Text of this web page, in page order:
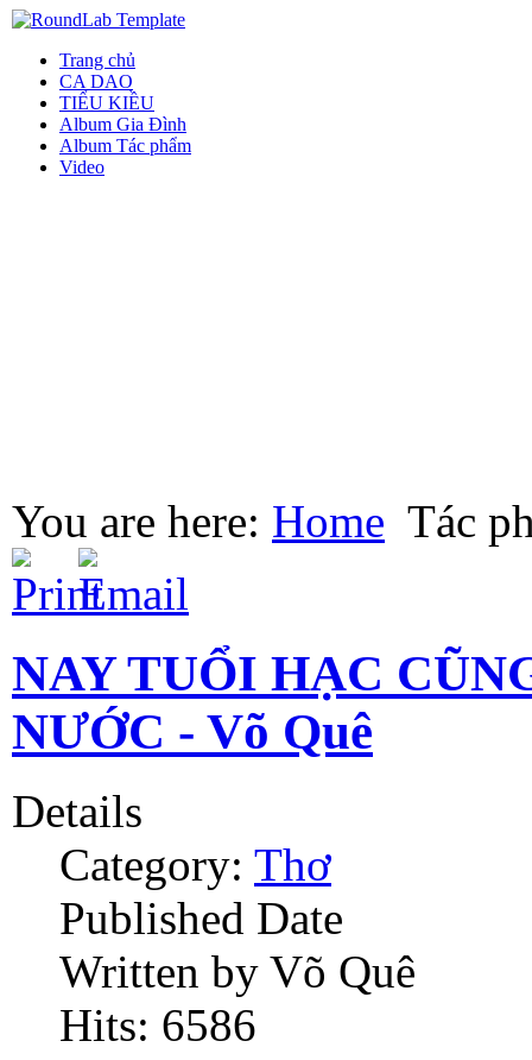
Trang chủ
CA DAO
TIỂU KIỀU
Album Gia Đình
Album Tác phẩm
Video
You are here: Home Tác
NAY TUỔI HẠC
NƯỚC - Võ Quê
Details
Category: Thơ
Published Date
Written by Võ Quê
Hits: 6586